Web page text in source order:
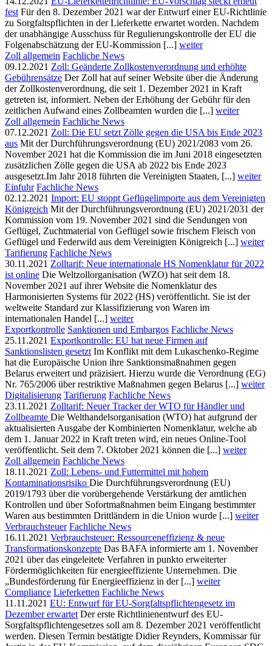
fest Für den 8. Dezember 2021 war der Entwurf einer EU-Richtlinie
zu Sorgfaltspflichten in der Lieferkette erwartet worden. Nachdem
der unabhängige Ausschuss für Regulierungskontrolle der EU die
Folgenabschätzung der EU-Kommission [...] weiter
Zoll allgemein Fachliche News
09.12.2021 Zoll: Geänderte Zollkostenverordnung und erhöhte
Gebührensätze Der Zoll hat auf seiner Website über die Änderung
der Zollkostenverordnung, die seit 1. Dezember 2021 in Kraft
getreten ist, informiert. Neben der Erhöhung der Gebühr für den
zeitlichen Aufwand eines Zollbeamten wurden die [...] weiter
Zoll allgemein Fachliche News
07.12.2021 Zoll: Die EU setzt Zölle gegen die USA bis Ende 2023
aus Mit der Durchführungsverordnung (EU) 2021/2083 vom 26.
November 2021 hat die Kommission die im Juni 2018 eingesetzten
zusätzlichen Zölle gegen die USA ab 2022 bis Ende 2023
ausgesetzt.Im Jahr 2018 führten die Vereinigten Staaten, [...] weiter
Einfuhr Fachliche News
02.12.2021 Import: EU stoppt Geflügelimporte aus dem Vereinigten
Königreich Mit der Durchführungsverordnung (EU) 2021/2031 der
Kommission vom 19. November 2021 sind die Sendungen von
Geflügel, Zuchtmaterial von Geflügel sowie frischem Fleisch von
Geflügel und Federwild aus dem Vereinigten Königreich [...] weiter
Tarifierung Fachliche News
30.11.2021 Zolltarif: Neue internationale HS Nomenklatur für 2022
ist online Die Weltzollorganisation (WZO) hat seit dem 18.
November 2021 auf ihrer Website die Nomenklatur des
Harmonisierten Systems für 2022 (HS) veröffentlicht. Sie ist der
weltweite Standard zur Klassifizierung von Waren im
internationalen Handel [...] weiter
Exportkontrolle Sanktionen und Embargos Fachliche News
25.11.2021 Exportkontrolle: EU hat neue Firmen auf
Sanktionslisten gesetzt Im Konflikt mit dem Lukaschenko-Regime
hat die Europäische Union ihre Sanktionsmaßnahmen gegen
Belarus erweitert und präzisiert. Hierzu wurde die Verordnung (EG)
Nr. 765/2006 über restriktive Maßnahmen gegen Belarus [...] weiter
Digitalisierung Tarifierung Fachliche News
23.11.2021 Zolltarif: Neuer Tracker der WTO für Händler und
Zollbeamte Die Welthandelsorganisation (WTO) hat aufgrund der
aktualisierten Ausgabe der Kombinierten Nomenklatur, welche ab
dem 1. Januar 2022 in Kraft treten wird, ein neues Online-Tool
veröffentlicht. Seit dem 7. Oktober 2021 können die [...] weiter
Zoll allgemein Fachliche News
18.11.2021 Zoll: Lebens- und Futtermittel mit hohem
Kontaminationsrisiko Die Durchführungsverordnung (EU)
2019/1793 über die vorübergehende Verstärkung der amtlichen
Kontrollen und über Sofortmaßnahmen beim Eingang bestimmter
Waren aus bestimmten Drittländern in die Union wurde [...] weiter
Verbrauchsteuer Fachliche News
16.11.2021 Verbrauchsteuer: Ressourceneffizienz & neue
Transformationskonzepte Das BAFA informierte am 1. November
2021 über das eingeleitete Verfahren in punkto erweiterter
Fördermöglichkeiten für energieeffiziente Unternehmen. Die
„Bundesförderung für Energieeffizienz in der [...] weiter
Compliance Lieferketten Fachliche News
11.11.2021 EU: Entwurf für EU-Sorgfaltspflichtengesetz im
Dezember erwartet Der erste Richtlinienentwurf des EU-
Sorgfaltspflichtengesetzes soll am 8. Dezember 2021 veröffentlicht
werden. Diesen Termin bestätigte Didier Reynders, Kommissar für